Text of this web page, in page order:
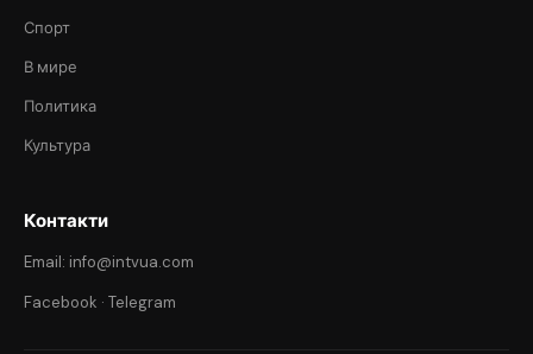
Спорт
В мире
Политика
Культура
Контакти
Email: info@intvua.com
Facebook · Telegram